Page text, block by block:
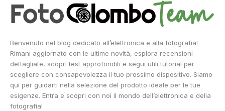
Benvenuto nel blog dedicato all’elettronica e alla fotografia!
Rimani aggiornato con le ultime novità, esplora recensioni
dettagliate, scopri test approfonditi e segui utili tutorial per
scegliere con consapevolezza il tuo prossimo dispositivo. Siamo
qui per guidarti nella selezione del prodotto ideale per le tue
esigenze. Entra e scopri con noi il mondo dell’elettronica e della
fotografia!